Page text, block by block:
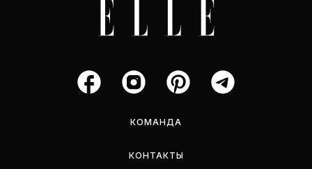
КОМАНДА
КОНТАКТЫ